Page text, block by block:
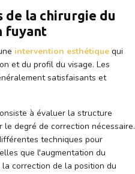
de la chirurgie du
fuyant
intervention esthétique qui
et du profil du visage. Les
satisfaisants et
à évaluer la structure
degré de correction nécessaire.
techniques pour
que l'augmentation du
correction de la position du